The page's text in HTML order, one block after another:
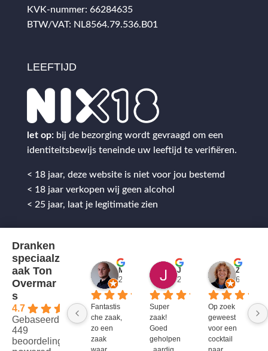
KVK-nummer: 66284635
BTW/VAT: NL8564.79.536.B01
LEEFTIJD
let op: bij de bezorging wordt gevraagd om een
identiteitsbewijs teneinde uw leeftijd te verifiëren.
< 18 jaar, deze website is niet voor jou bestemd
< 18 jaar verkopen wij geen alcohol
< 25 jaar, laat je legitimatie zien
Dranken
speciaalz
aak Ton
Overmar
s
4.7
Gebaseerd op
449
beoordelingen
2 jaar geleden
Fantastis
che zaak,
zo een
zaak
2 jaar geleden
Super
zaak!
Goed
geholpen
6 jaar
Op zoek
geweest
voor een
cocktail